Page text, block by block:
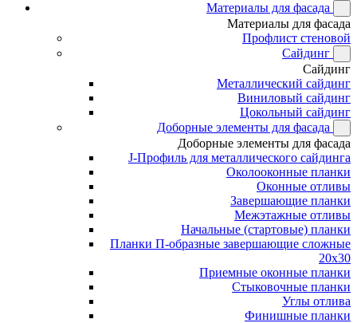
Материалы для фасада
Материалы для фасада
Профлист стеновой
Сайдинг
Сайдинг
Металлический сайдинг
Виниловый сайдинг
Цокольный сайдинг
Доборные элементы для фасада
Доборные элементы для фасада
J-Профиль для металлического сайдинга
Околооконные планки
Оконные отливы
Завершающие планки
Межэтажные отливы
Начальные (стартовые) планки
Планки П-образные завершающие сложные
20x30
Приемные оконные планки
Стыковочные планки
Углы отлива
Финишные планки